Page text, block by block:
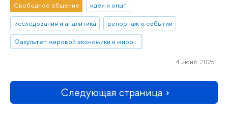
Свободное общение
идеи и опыт
исследования и аналитика
репортаж о событии
Факультет мировой экономики и мировой политики
4 июня 2025
Следующая страница